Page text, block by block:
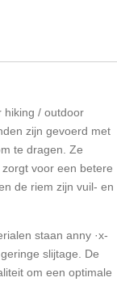
hiking / outdoor
zijn gevoerd met
te dragen. Ze
voor een betere
de riem zijn vuil- en
staan ​​anny ·x-
slijtage. De
om een ​​optimale